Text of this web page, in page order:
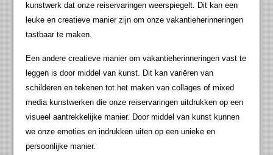
kunstwerk dat onze reiservaringen weerspiegelt. Dit kan een
leuke en creatieve manier zijn om onze vakantieherinneringen
tastbaar te maken.
Een andere creatieve manier om vakantieherinneringen vast te
leggen is door middel van kunst. Dit kan variëren van
schilderen en tekenen tot het maken van collages of mixed
media kunstwerken die onze reiservaringen uitdrukken op een
visueel aantrekkelijke manier. Door middel van kunst kunnen
we onze emoties en indrukken uiten op een unieke en
persoonlijke manier.